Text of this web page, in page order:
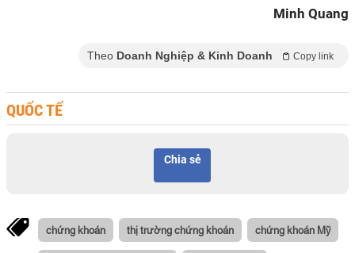
Minh Quang
Theo Doanh Nghiệp & Kinh Doanh Copy link
QUỐC TẾ
Chia sẻ
chứng khoán thị trường chứng khoán chứng khoán Mỹ